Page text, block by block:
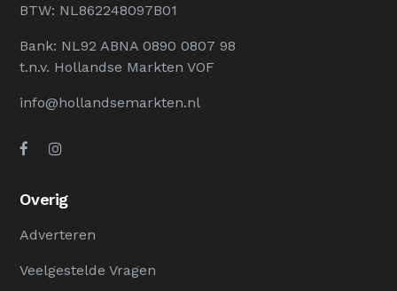
BTW: NL862248097B01
Bank: NL92 ABNA 0890 0807 98
t.n.v. Hollandse Markten VOF
info@hollandsemarkten.nl
Overig
Adverteren
Veelgestelde Vragen